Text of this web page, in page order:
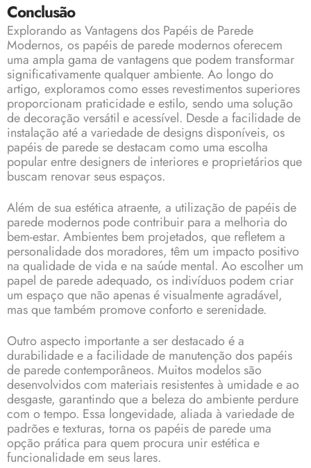
Conclusão
Explorando as Vantagens dos Papéis de Parede
Modernos, os papéis de parede modernos oferecem
uma ampla gama de vantagens que podem transformar
significativamente qualquer ambiente. Ao longo do
artigo, exploramos como esses revestimentos superiores
proporcionam praticidade e estilo, sendo uma solução
de decoração versátil e acessível. Desde a facilidade de
instalação até a variedade de designs disponíveis, os
papéis de parede se destacam como uma escolha
popular entre designers de interiores e proprietários que
buscam renovar seus espaços.
Além de sua estética atraente, a utilização de papéis de
parede modernos pode contribuir para a melhoria do
bem-estar. Ambientes bem projetados, que refletem a
personalidade dos moradores, têm um impacto positivo
na qualidade de vida e na saúde mental. Ao escolher um
papel de parede adequado, os indivíduos podem criar
um espaço que não apenas é visualmente agradável,
mas que também promove conforto e serenidade.
Outro aspecto importante a ser destacado é a
durabilidade e a facilidade de manutenção dos papéis
de parede contemporâneos. Muitos modelos são
desenvolvidos com materiais resistentes à umidade e ao
desgaste, garantindo que a beleza do ambiente perdure
com o tempo. Essa longevidade, aliada à variedade de
padrões e texturas, torna os papéis de parede uma
opção prática para quem procura unir estética e
funcionalidade em seus lares.